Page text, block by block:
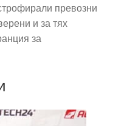
превозни
и за тях
за